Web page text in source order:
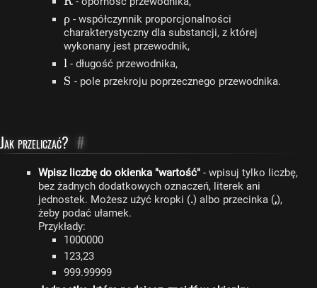
\rho
ρ - współczynnik proporcjonalności
charakterystyczny dla substancji, z której
wykonany jest przewodnik,
l
l - długość przewodnika,
S
S - pole przekroju poprzecznego przewodnika.
Jak przeliczać? #
Wpisz liczbę do okienka "wartość" - wpisuj tylko liczbę,
bez żadnych dodatkowych oznaczeń, literek ani
jednostek. Możesz użyć kropki (.) albo przecinka (,),
żeby podać ułamek.
Przykłady:
1000000
123,23
999.99999